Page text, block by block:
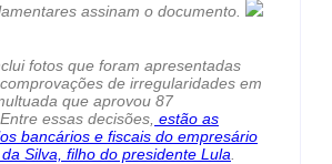
assinam o documento.
fotos que foram apresentadas
de irregularidades em
que aprovou 87
essas decisões, estão as
bancários e fiscais do empresário
Silva, filho do presidente Lula